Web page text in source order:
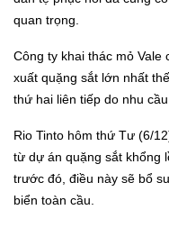
quan trọng.
Công ty khai thác mỏ Vale
xuất quặng sắt lớn nhất
thứ hai liên tiếp do nhu
Rio Tinto hôm thứ Tư (6/
từ dự án quặng sắt khổng
trước đó, điều này sẽ bổ
biển toàn cầu.